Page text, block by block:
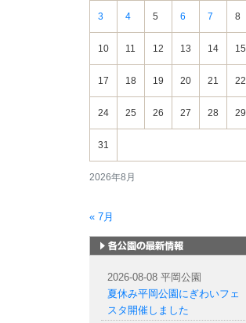
2026年8月
3 4 5 6 7 8
10 11 12 13 14 15
17 18 19 20 21 22
24 25 26 27 28 29
31
« 7月
2026-08-08 平岡公園
夏休み平岡公園にぎわいフェ
スタ開催しました